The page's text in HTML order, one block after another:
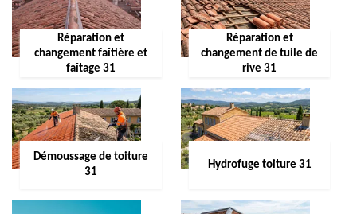
Réparation et
changement faîtière et
faîtage 31
Réparation et
changement de tuile de
rive 31
Démoussage de toiture
31
Hydrofuge toiture 31